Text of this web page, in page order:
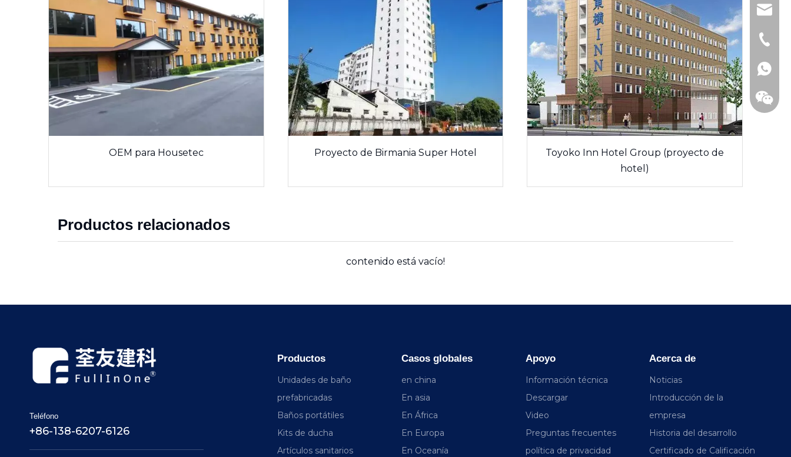
OEM para Housetec Proyecto de Birmania Super Hotel
Toyoko Inn Hotel Group (proyecto de
hotel)
Productos relacionados
contenido está vacío!
Teléfono
+86-138-6207-6126
+86-
Productos
Unidades de baño
prefabricadas
Baños portátiles
Kits de ducha
Artículos sanitarios
Casos globales
en china
En asia
En África
En Europa
En Oceanía
Apoyo
Información técnica
Descargar
Video
Preguntas frecuentes
política de privacidad
Acerca de
Noticias
Introducción de la
empresa
Historia del desarrollo
Certificado de Calificación